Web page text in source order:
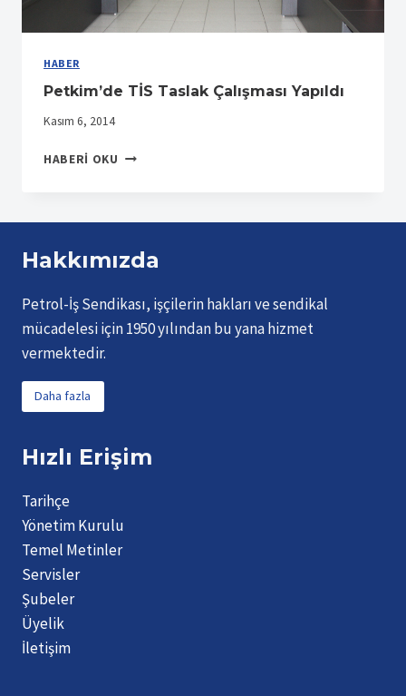
HABER
Petkim’de TİS Taslak Çalışması Yapıldı
Kasım 6, 2014
HABERI OKU PETKIM’DE
Hakkımızda
Petrol-İş Sendikası, işçilerin hakları ve sendikal
mücadelesi için 1950 yılından bu yana hizmet
vermektedir.
Daha fazla
Hızlı Erişim
Tarihçe
Yönetim Kurulu
Temel Metinler
Servisler
Şubeler
Üyelik
İletişim